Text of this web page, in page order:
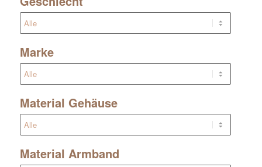
Marke
Material Gehäuse
Material Armband